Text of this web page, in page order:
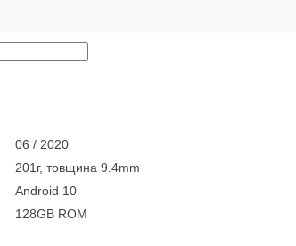
06 / 2020
201г, товщина 9.4mm
Android 10
128GB ROM